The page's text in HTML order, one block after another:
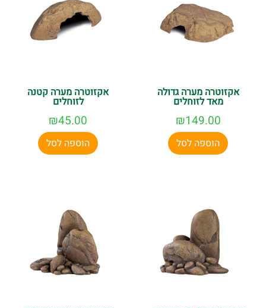
אקזוטרה מערה גדולה
מאד לזוחלים
₪149.00
הוספה לסל
אקזוטרה מערה קטנה
לזוחלים
₪45.00
הוספה לסל